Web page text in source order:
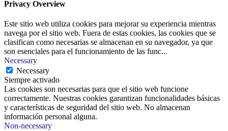
Privacy Overview
Este sitio web utiliza cookies para mejorar su experiencia mientras
navega por el sitio web. Fuera de estas cookies, las cookies que se
clasifican como necesarias se almacenan en su navegador, ya que
son esenciales para el funcionamiento de las func...
Necessary
Necessary
Siempre activado
Las cookies son necesarias para que el sitio web funcione
correctamente. Nuestras cookies garantizan funcionalidades básicas
y características de seguridad del sitio web. No almacenan
información personal alguna.
Non-necessary